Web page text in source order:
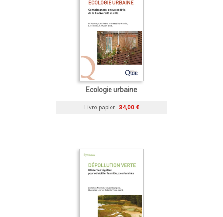
Ecologie urbaine
Livre papier 34,00 €